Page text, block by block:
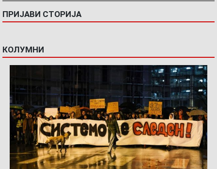
ПРИЈАВИ СТОРИЈА
КОЛУМНИ